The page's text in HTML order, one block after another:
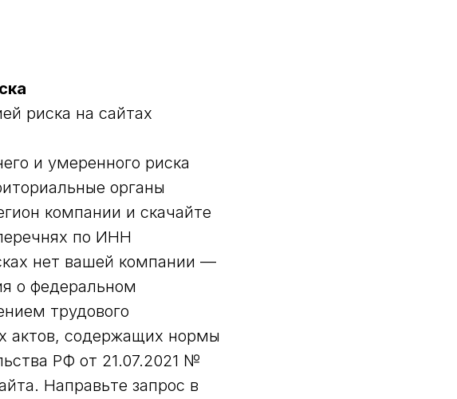
риска на сайтах
и умеренного риска
органы
компании и скачайте
по ИНН
нет вашей компании —
о федеральном
трудового
актов, содержащих нормы
РФ от 21.07.2021 №
Направьте запрос в